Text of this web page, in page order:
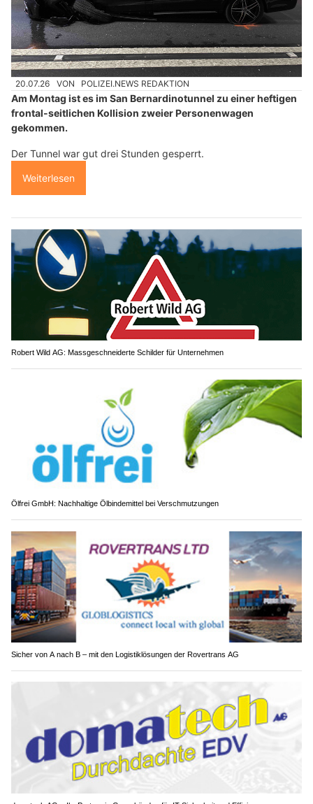
20.07.26 VON POLIZEI.NEWS REDAKTION
Am Montag ist es im San Bernardinotunnel zu einer heftigen
frontal-seitlichen Kollision zweier Personenwagen
gekommen.
Der Tunnel war gut drei Stunden gesperrt.
Weiterlesen
Robert Wild AG: Massgeschneiderte Schilder für Unternehmen
Ölfrei GmbH: Nachhaltige Ölbindemittel bei Verschmutzungen
Sicher von A nach B – mit den Logistiklösungen der Rovertrans AG